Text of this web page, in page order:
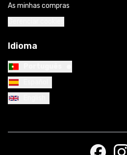
As minhas compras
Idioma
•